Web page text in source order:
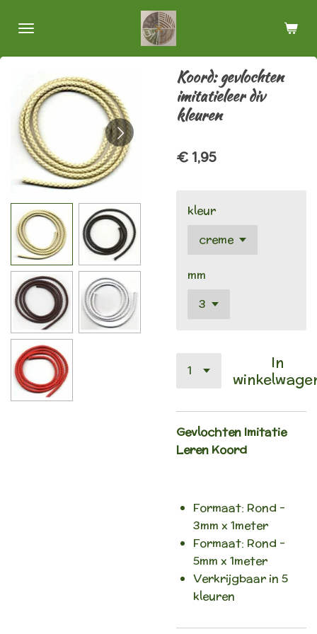
direct
hoofdinhoud
Koord: gevlochten
imitatieleer div
kleuren
€ 1,95
kleur
mm
In
Gevlochten Imitatie
Leren Koord
Formaat: Rond -
3mm x 1meter
Formaat: Rond -
5mm x 1meter
Verkrijgbaar in 5
kleuren